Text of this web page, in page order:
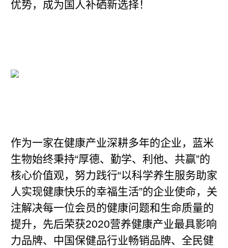
优势，成为国人补硒新选择！
作为一家在健康产业深耕多年的企业，蓝米
生物始终秉持“厚德、勤学、利他、共赢”的
核心价值观，努力践行“以科学养生服务助家
人实现健康快乐的幸福生活”的企业使命，关
注解决每一位会员的健康问题和生命质量的
提升，先后荣获2020营养健康产业最具影响
力品牌、中国保健品行业畅销品牌、全民健